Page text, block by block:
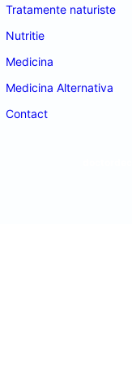
Tratamente naturiste
Nutritie
Medicina
Medicina Alternativa
Contact